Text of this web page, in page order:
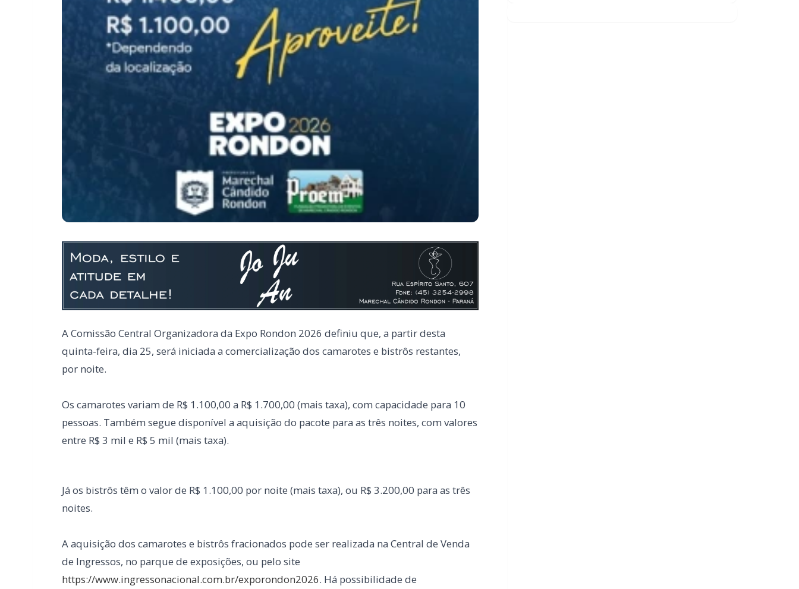
A Comissão Central Organizadora da Expo Rondon 2026 definiu que, a partir desta
quinta-feira, dia 25, será iniciada a comercialização dos camarotes e bistrôs restantes,
por noite.
pessoas. Também segue disponível a aquisição do pacote para as três noites, com valores
entre R$ 3 mil e R$ 5 mil (mais taxa).
Já os bistrôs têm o valor de R$ 1.100,00 por noite (mais taxa), ou R$ 3.200,00 para as três
noites.
https://www.ingressonacional.com.br/exporondon2026. Há possibilidade de
parcelamento no cartão de crédito.